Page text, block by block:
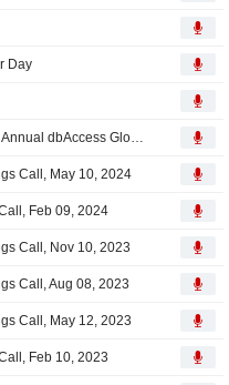
Day
Transcript : Shiseido Company, Limited Presents at 21st Annual dbAccess Global Consumer Conference 2024, Jun-05-2024
Call, May 10, 2024
Feb 09, 2024
Call, Nov 10, 2023
Call, Aug 08, 2023
Call, May 12, 2023
Feb 10, 2023